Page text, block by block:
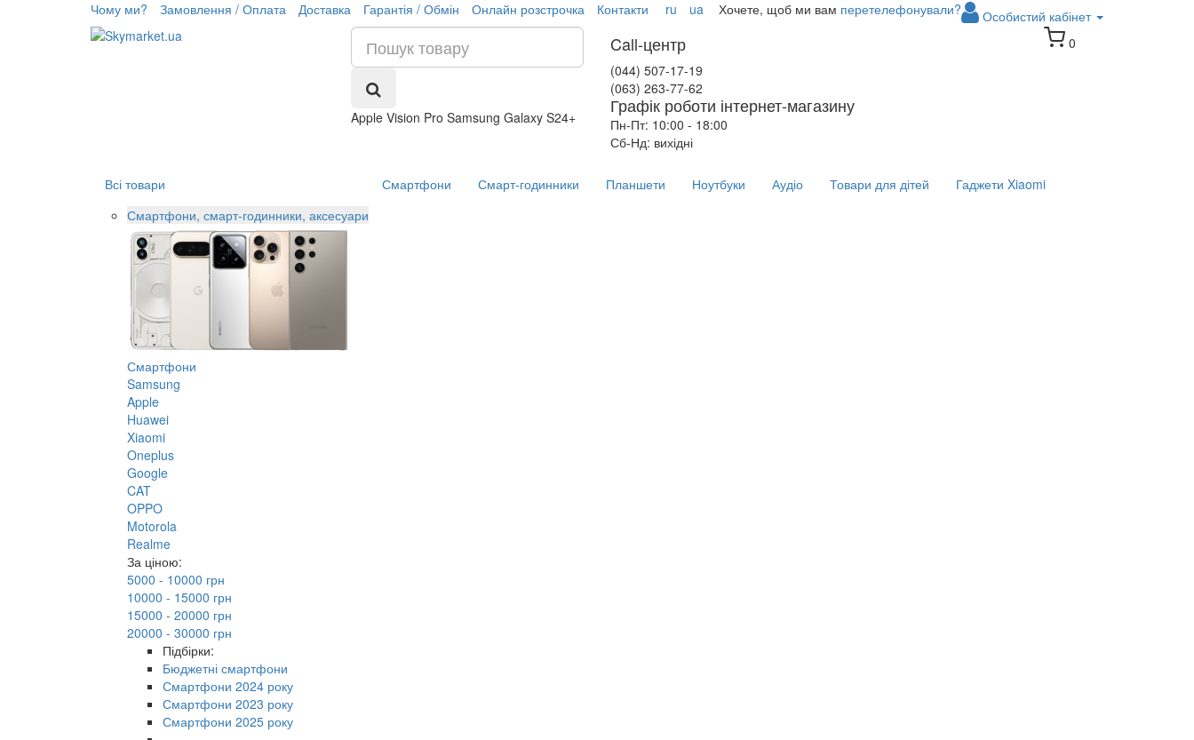
Чому ми? Замовлення / Оплата Доставка Гарантія / Обмін Онлайн розстрочка Контакти ru ua Особистий кабінет
Хочете, щоб ми вам перетелефонували?
Apple Vision Pro Samsung Galaxy S24+
Call-центр
(044) 507-17-19
(063) 263-77-62
Графік роботи інтернет-магазину
Пн-Пт: 10:00 - 18:00
Сб-Нд: вихідні
0
Всі товари
Смартфони, смарт-годинники, аксесуари
Смартфони
Samsung
Apple
Huawei
Xiaomi
Oneplus
Google
CAT
OPPO
Motorola
Realme
За ціною:
5000 - 10000 грн
10000 - 15000 грн
15000 - 20000 грн
20000 - 30000 грн
Підбірки:
Бюджетні смартфони
Смартфони 2024 року
Смартфони 2023 року
Смартфони 2025 року
Смартфони Смарт-годинники Планшети Ноутбуки Аудіо Товари для дітей Гаджети Xiaomi